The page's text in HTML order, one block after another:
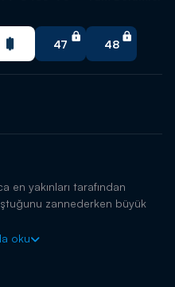
İndir
en yakınları tarafından
zannederken büyük
oku
47 48